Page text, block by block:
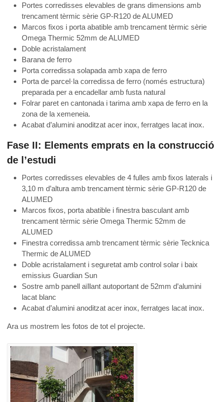
Portes corredisses elevables de grans dimensions amb
trencament tèrmic sèrie GP-R120 de ALUMED
Marcos fixos i porta abatible amb trencament tèrmic sèrie
Omega Thermic 52mm de ALUMED
Doble acristalament
Barana de ferro
Porta corredissa solapada amb xapa de ferro
Porta de parcel·la corredissa de ferro (només estructura)
preparada per a encadellar amb fusta natural
Folrar paret en cantonada i tarima amb xapa de ferro en la
zona de la xemeneia.
Acabat d’alumini anoditzat acer inox, ferratges lacat inox.
Fase II: Elements emprats en la construcció
de l’estudi
Portes corredisses elevables de 4 fulles amb fixos laterals i
3,10 m d’altura amb trencament tèrmic sèrie GP-R120 de
ALUMED
Marcos fixos, porta abatible i finestra basculant amb
trencament tèrmic sèrie Omega Thermic 52mm de
ALUMED
Finestra corredissa amb trencament tèrmic sèrie Tecknica
Thermic de ALUMED
Doble acristalament i seguretat amb control solar i baix
emissius Guardian Sun
Sostre amb panell aïllant autoportant de 52mm d’alumini
lacat blanc
Acabat d’alumini anoditzat acer inox, ferratges lacat inox.
Ara us mostrem les fotos de tot el projecte.